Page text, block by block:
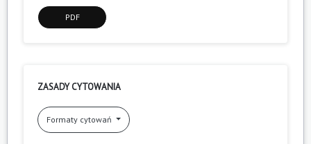
PDF
ZASADY CYTOWANIA
Formaty cytowań